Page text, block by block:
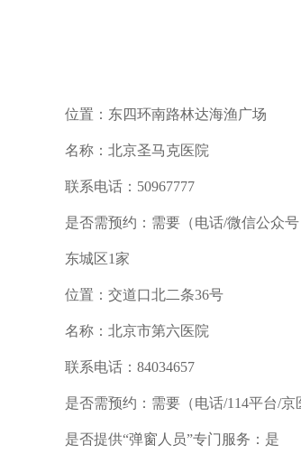
位置：东四环南路林达海渔广场
名称：北京圣马克医院
联系电话：50967777
是否需预约：需要（电话/微信公众号
东城区1家
位置：交道口北二条36号
名称：北京市第六医院
联系电话：84034657
是否需预约：需要（电话/114平台/京
是否提供“弹窗人员”专门服务：是